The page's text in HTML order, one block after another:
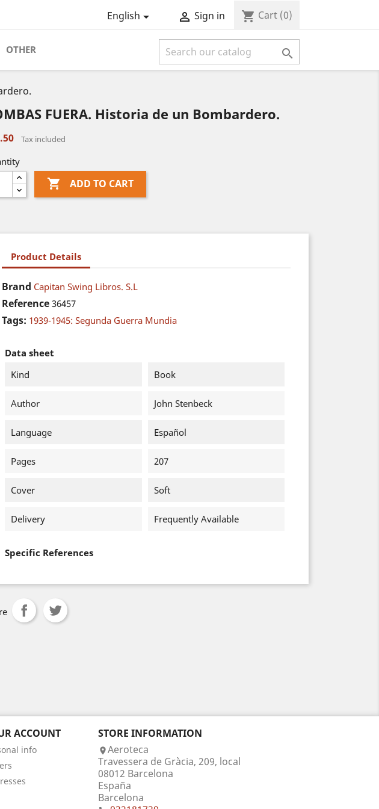
English  Sign in shopping_cart Cart (0)
OTHER 
FUERA. Historia de un Bombardero.
Tax included
 ADD TO CART
Product Details
Brand Capitan Swing Libros. S.L
Reference 36457
Tags: 1939-1945: Segunda Guerra Mundia
Data sheet
Kind
Book
Author John Stenbeck
Language Español
Pages 207
Cover Soft
Delivery Frequently Available
Specific References
ACCOUNT
info
STORE INFORMATION
Aeroteca
Travessera de Gràcia, 209, local
08012 Barcelona
España
Barcelona